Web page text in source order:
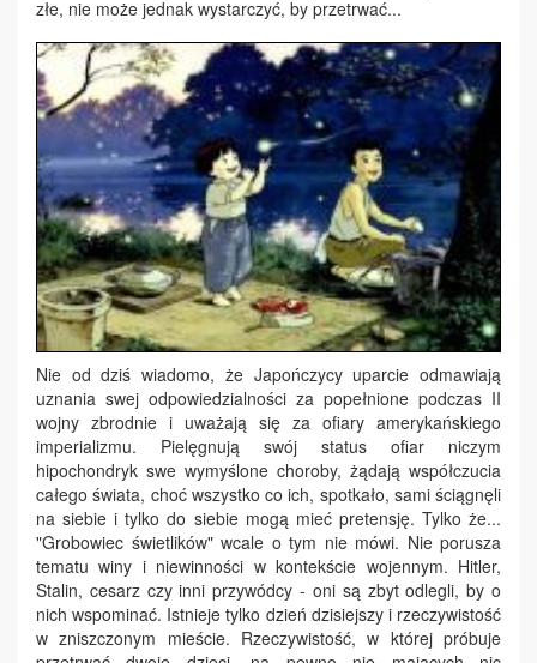
złe, nie może jednak wystarczyć, by przetrwać...
Nie od dziś wiadomo, że Japończycy uparcie odmawiają
uznania swej odpowiedzialności za popełnione podczas II
wojny zbrodnie i uważają się za ofiary amerykańskiego
imperializmu. Pielęgnują swój status ofiar niczym
hipochondryk swe wymyślone choroby, żądają współczucia
całego świata, choć wszystko co ich, spotkało, sami ściągnęli
na siebie i tylko do siebie mogą mieć pretensję. Tylko że...
"Grobowiec świetlików" wcale o tym nie mówi. Nie porusza
tematu winy i niewinności w kontekście wojennym. Hitler,
Stalin, cesarz czy inni przywódcy - oni są zbyt odlegli, by o
nich wspominać. Istnieje tylko dzień dzisiejszy i rzeczywistość
w zniszczonym mieście. Rzeczywistość, w której próbuje